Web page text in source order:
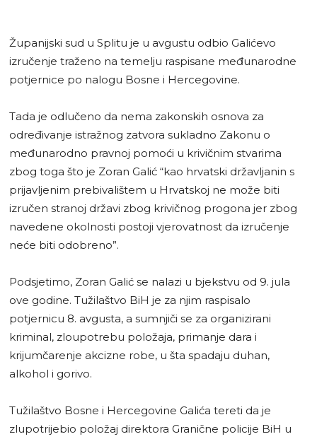
Županijski sud u Splitu je u avgustu odbio Galićevo
izručenje traženo na temelju raspisane međunarodne
potjernice po nalogu Bosne i Hercegovine.
Tada je odlučeno da nema zakonskih osnova za
određivanje istražnog zatvora sukladno Zakonu o
međunarodno pravnoj pomoći u krivičnim stvarima
zbog toga što je Zoran Galić “kao hrvatski državljanin s
prijavljenim prebivalištem u Hrvatskoj ne može biti
izručen stranoj državi zbog krivičnog progona jer zbog
navedene okolnosti postoji vjerovatnost da izručenje
neće biti odobreno”.
Podsjetimo, Zoran Galić se nalazi u bjekstvu od 9. jula
ove godine. Tužilaštvo BiH je za njim raspisalo
potjernicu 8. avgusta, a sumnjiči se za organizirani
kriminal, zloupotrebu položaja, primanje dara i
krijumčarenje akcizne robe, u šta spadaju duhan,
alkohol i gorivo.
Tužilaštvo Bosne i Hercegovine Galića tereti da je
zlupotrijebio položaj direktora Granične policije BiH u